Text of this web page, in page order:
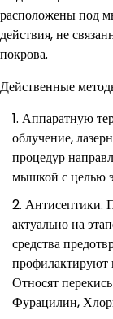
расположены под
действия, не
покрова.
Действенные
Аппаратную
облучение,
процедур
мышкой с целью
Антисептики.
актуально на
средства
профилактируют
Относят
Фурацилин,